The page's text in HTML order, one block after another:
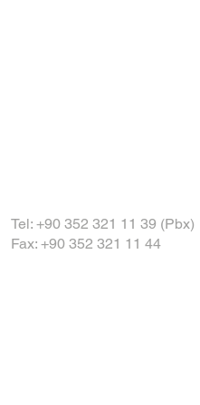
Tel: +90 352 321 11 39 (Pbx)
Fax: +90 352 321 11 44